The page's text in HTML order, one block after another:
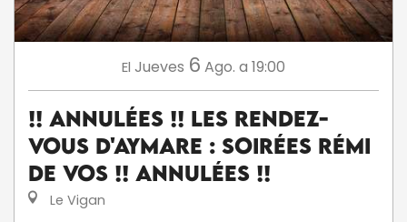
El Jueves 6 Ago. a 19:00
!! ANNULÉES !! Les Rendez-
Vous d'Aymare : Soirées Rémi
De Vos !! ANNULÉES !!
Le Vigan